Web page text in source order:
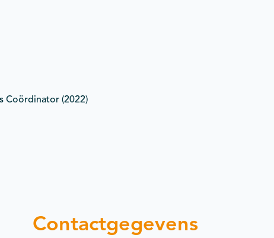
Coördinator (2022)
Contactgegevens